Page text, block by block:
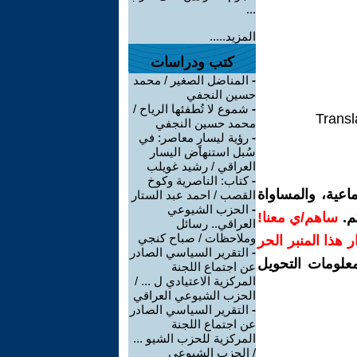
والمساواة
ساهم/ي معنا!
هذا المنبر الحر
التحويل
...
المزيد.....
كتب ودراسات
- المناضل الصغير / محمد
حسين النجفي
- شموع لا تُطفئها الرياح /
محمد حسين النجفي
- رؤية ليسارٍ معاصر: في
سُبل استنهاض اليسار
العراقي / رشيد غويلب
-كتاب: الناصرية وكوخ
القصب / احمد عبد الستار
- الحزب الشيوعي
العراقي.. رسائل
وملاحظات / صباح كنجي
- التقرير السياسي الصادر
عن اجتماع اللجنة
المركزية الاعتيادي ل ... /
الحزب الشيوعي العراقي
- التقرير السياسي الصادر
عن اجتماع اللجنة
المركزية للحزب الشيو ...
/ الحزب الشيوعي